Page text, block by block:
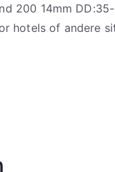
200 14mm
hotels of andere